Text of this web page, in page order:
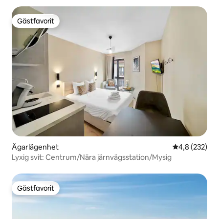
Gästfavorit
Gästfavorit
Ägarlägenhet 4,8 av 5 i
4,8 (232)
Lyxig svit: Centrum/Nära järnvägsstation/Mysig
Gästfavorit
Gästfavorit